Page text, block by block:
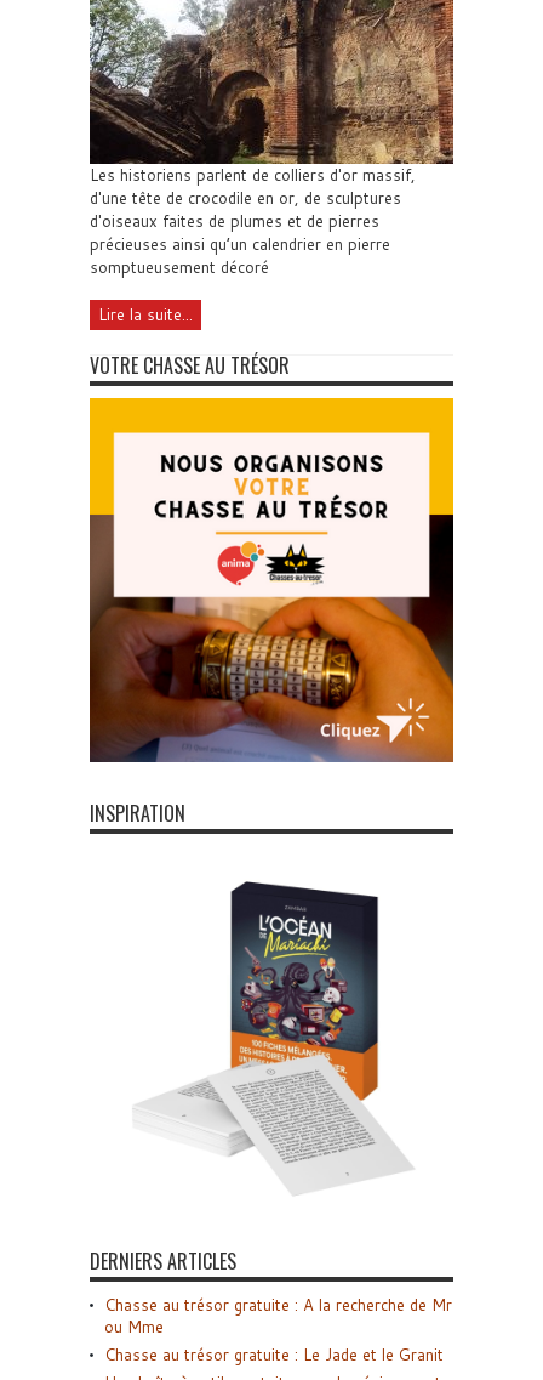
Les historiens parlent de colliers d'or massif,
d'une tête de crocodile en or, de sculptures
d'oiseaux faites de plumes et de pierres
précieuses ainsi qu’un calendrier en pierre
somptueusement décoré
Lire la suite...
VOTRE CHASSE AU TRÉSOR
INSPIRATION
DERNIERS ARTICLES
Chasse au trésor gratuite : A la recherche de Mr
ou Mme
Chasse au trésor gratuite : Le Jade et le Granit